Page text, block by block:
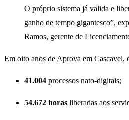
O próprio sistema já valida e
ganho de tempo gigantesco”,
Ramos, gerente de
Em oito anos de Aprova em Cascavel,
41.004 processos nato-digitais;
54.672 horas liberadas aos